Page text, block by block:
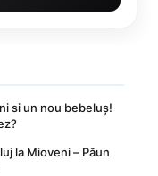
si un nou bebeluș!
la Mioveni – Păun